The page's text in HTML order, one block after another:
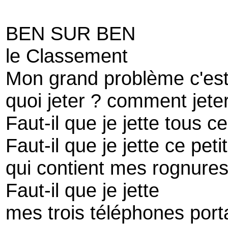
BEN SUR BEN
le Classement
Mon grand problème
quoi jeter ? comment
Faut-il que je jette tous
Faut-il que je jette ce
qui contient mes
Faut-il que je jette
mes trois téléphones